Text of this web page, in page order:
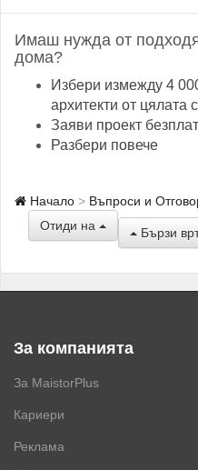
Имаш нужда от
дома?
Избери измежду 4
архитекти от цялата
Заяви проект
Разбери повече
Начало Въпроси и
Отиди на
Бързи
За компанията
За MaistorPlus
Кариери
Реклама